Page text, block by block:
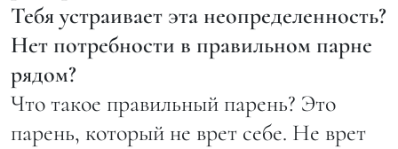
Тебя устраивает эта неопределенность?
Нет потребности в правильном парне
рядом?
Что такое правильный парень? Это
парень, который не врет себе. Не врет